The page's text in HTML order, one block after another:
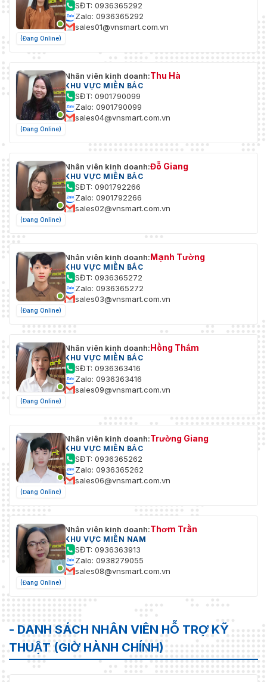
(Đang Online)
SĐT: 0936365292
Zalo: 0936365292
sales01@vnsmart.com.vn
(Đang Online)
Nhân viên kinh doanh:Thu Hà
KHU VỰC MIỀN BẮC
SĐT: 0901790099
Zalo: 0901790099
sales04@vnsmart.com.vn
(Đang Online)
Nhân viên kinh doanh:Đỗ Giang
KHU VỰC MIỀN BẮC
SĐT: 0901792266
Zalo: 0901792266
sales02@vnsmart.com.vn
(Đang Online)
Nhân viên kinh doanh:Mạnh Tường
KHU VỰC MIỀN BẮC
SĐT: 0936365272
Zalo: 0936365272
sales03@vnsmart.com.vn
(Đang Online)
Nhân viên kinh doanh:Hồng Thắm
KHU VỰC MIỀN BẮC
SĐT: 0936363416
Zalo: 0936363416
sales09@vnsmart.com.vn
(Đang Online)
Nhân viên kinh doanh:Trường Giang
KHU VỰC MIỀN BẮC
SĐT: 0936365262
Zalo: 0936365262
sales06@vnsmart.com.vn
(Đang Online)
Nhân viên kinh doanh:Thơm Trần
KHU VỰC MIỀN NAM
SĐT: 0936363913
Zalo: 0938279055
sales08@vnsmart.com.vn
- DANH SÁCH NHÂN VIÊN HỖ TRỢ KỸ
THUẬT (GIỜ HÀNH CHÍNH)